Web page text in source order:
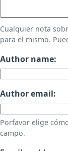
Cualquier nota
para el mismo.
Author name:
Author email:
Porfavor elige
campo.